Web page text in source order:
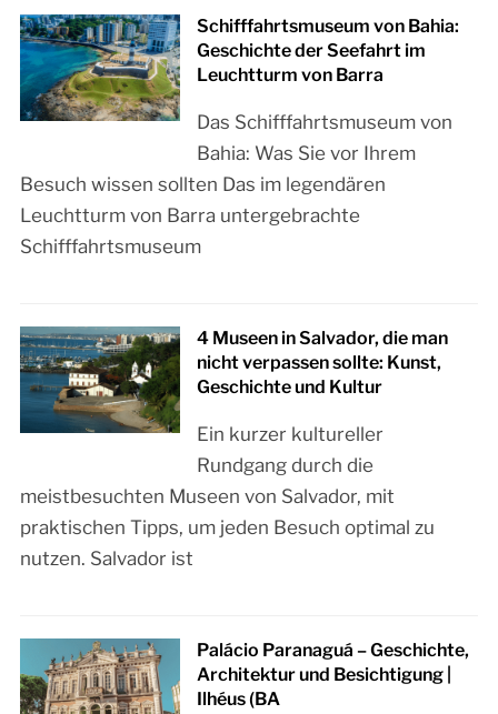
Schifffahrtsmuseum von Bahia:
Geschichte der Seefahrt im
Leuchtturm von Barra
Das Schifffahrtsmuseum von
Bahia: Was Sie vor Ihrem
Besuch wissen sollten Das im legendären
Leuchtturm von Barra untergebrachte
Schifffahrtsmuseum
4 Museen in Salvador, die man
nicht verpassen sollte: Kunst,
Geschichte und Kultur
Ein kurzer kultureller
Rundgang durch die
meistbesuchten Museen von Salvador, mit
praktischen Tipps, um jeden Besuch optimal zu
nutzen. Salvador ist
Palácio Paranaguá – Geschichte,
Architektur und Besichtigung |
Ilhéus (BA